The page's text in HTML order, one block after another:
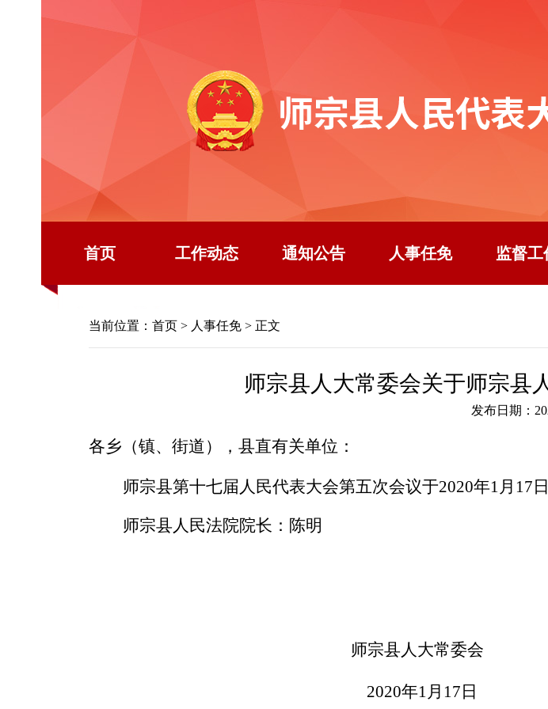
首页 工作动态 通知公告 人事任免 监督工
当前位置： 首页 > 人事任免 > 正文
师宗县人大常委会关于师宗县
发布日期：
各乡（镇、街道），县直有关单位：
师宗县第十七届人民代表大会第五次会议于2020年1月17日
师宗县人民法院院长： 陈明
师宗县人大常委会
2020年1月 17 日